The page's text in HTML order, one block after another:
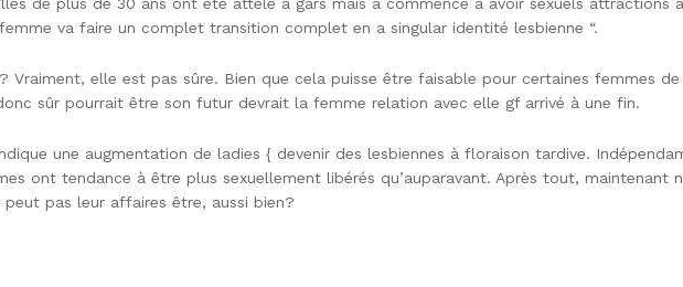
va faire un complet transition complet en a singular identité lesbienne “.
Vraiment, elle est pas sûre. Bien que cela puisse être faisable pour certaines femmes
sûr pourrait être son futur devrait la femme relation avec elle gf arrivé à une fin.
une augmentation de ladies { devenir des lesbiennes à floraison tardive.
ont tendance à être plus sexuellement libérés qu’auparavant. Après tout, maintenant
pas leur affaires être, aussi bien?